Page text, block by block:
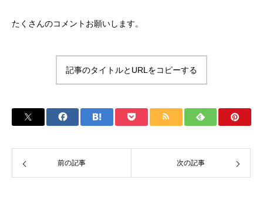
たくさんのコメントお願いします。
記事のタイトルとURLをコピーする
前の記事 次の記事